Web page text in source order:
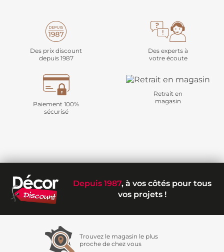
Des prix discount
depuis 1987
Des experts à
votre écoute
Paiement 100%
sécurisé
Retrait en
magasin
Depuis 1987, à vos côtés pour tous
vos projets !
Trouvez le magasin le plus
proche de chez vous